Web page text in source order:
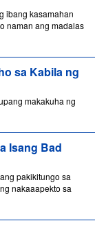
ibang kasamahan
naman ang madalas
sa Kabila ng
makakuha ng
Isang Bad
pakikitungo sa
nakaaapekto sa